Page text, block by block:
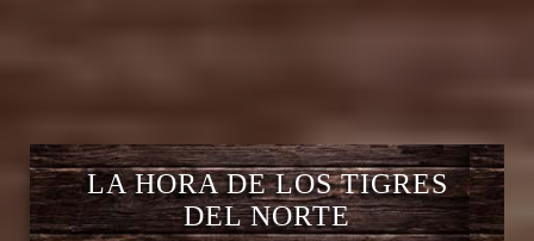
LA HORA DE LOS TIGRES
DEL NORTE